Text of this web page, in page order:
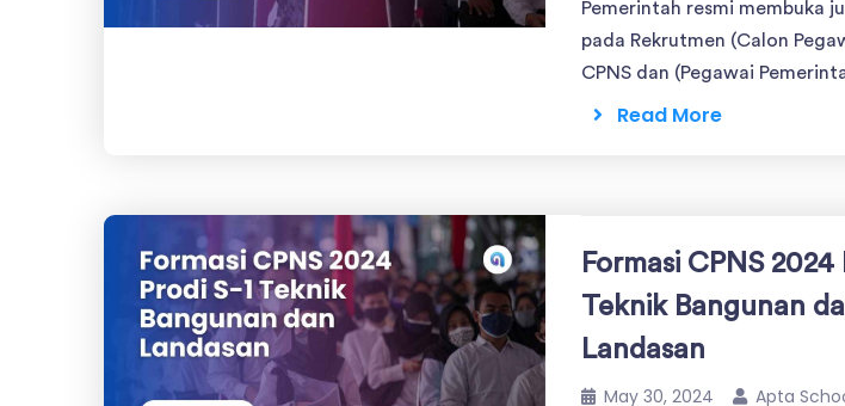
Pemerintah resmi membuka
pada Rekrutmen (Calon
CPNS dan (Pegawai
Read More
Formasi CPNS 2024
Teknik Bangunan
Landasan
May 30, 2024 Apta